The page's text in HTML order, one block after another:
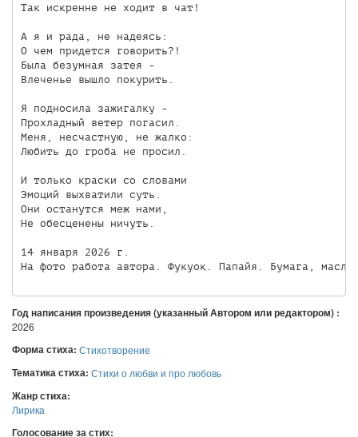
Так искренне не ходит в чат!
А я и рада, не надеясь:
О чем придется говорить?!
Была безумная затея -
Влеченье вышло покурить.
Я подносила зажигалку -
Прохладный ветер погасил.
Меня, несчастную, не жалко:
Любить до гроба не просил.
И только краски со словами
Эмоций выхватили суть.
Они останутся меж нами,
Не обесценены ничуть.
14 января 2026 г.
На фото работа автора. Фукуок. Папайя. Бумага,
Год написания произведения (указанный Автором или редактором) :
2026
Форма стиха: Стихотворение
Тематика стиха: Стихи о любви и про любовь
Жанр стиха:
Лирика
Голосование за стих: